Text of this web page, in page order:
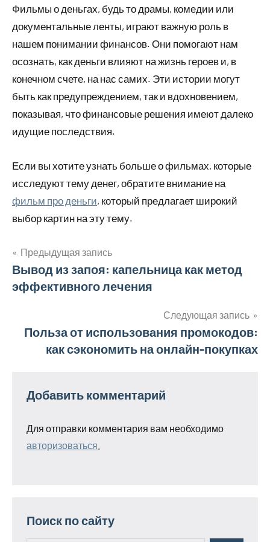
Фильмы о деньгах, будь то драмы, комедии или
документальные ленты, играют важную роль в
нашем понимании финансов. Они помогают нам
осознать, как деньги влияют на жизнь героев и, в
конечном счете, на нас самих. Эти истории могут
быть как предупреждением, так и вдохновением,
показывая, что финансовые решения имеют далеко
идущие последствия.
Если вы хотите узнать больше о фильмах, которые
исследуют тему денег, обратите внимание на
фильм про деньги, который предлагает широкий
выбор картин на эту тему.
Навигация
по
Предыдущая запись
Вывод из запоя: капельница как метод
эффективного лечения
Следующая запись
Польза от использования промокодов:
как сэкономить на онлайн-покупках
Добавить комментарий
Для отправки комментария вам необходимо
авторизоваться
Поиск по сайту